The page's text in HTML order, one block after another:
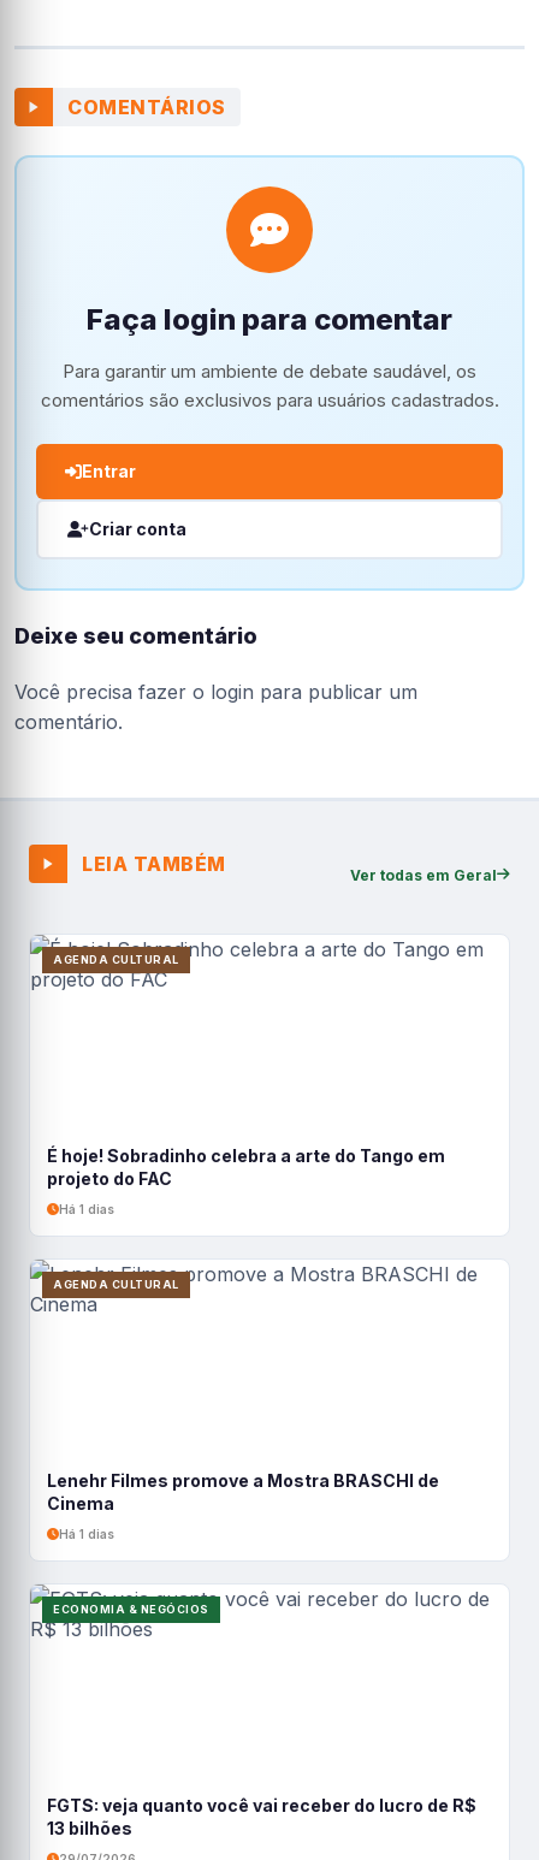
COMENTÁRIOS
Faça login para comentar
Para garantir um ambiente de debate saudável, os
comentários são exclusivos para usuários cadastrados.
Entrar
Criar conta
Deixe seu comentário
Você precisa fazer o login para publicar um
comentário.
LEIA TAMBÉM Ver todas em Geral
AGENDA CULTURAL
É hoje! Sobradinho celebra a arte do Tango em
projeto do FAC
Há 1 dias
AGENDA CULTURAL
Lenehr Filmes promove a Mostra BRASCHI de
Cinema
Há 1 dias
ECONOMIA & NEGÓCIOS
FGTS: veja quanto você vai receber do lucro de R$
13 bilhões